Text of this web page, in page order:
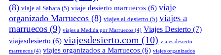
(8) viaje al Sahara (5) viaje desierto marruecos (6) viaje
organizado Marruecos (8) viajes al desierto (5) viajes a
marruecos (9) viajes a Medida por Marruecos (4) Viajes Desierto (7)
viajesdesierto (6) viajesdesierto.com (10) viajes desierto
marruecos (4) viajes organizados a Marruecos (6) viajes organizados